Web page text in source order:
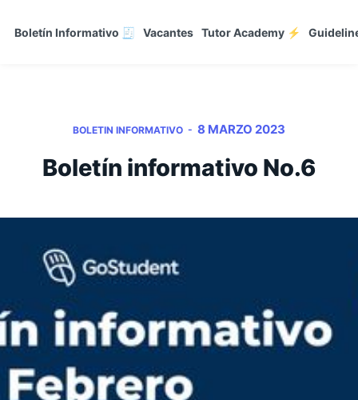
Boletín Informativo 🧾 Vacantes Tutor Academy ⚡
BOLETIN INFORMATIVO - 8 MARZO 2023
Boletín informativo No.6